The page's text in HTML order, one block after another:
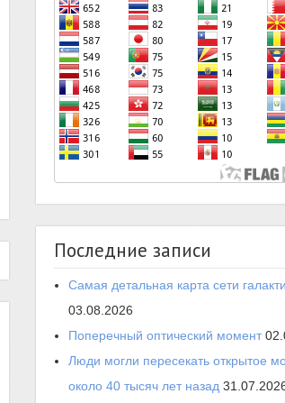
Последние записи
Самая детальная карта сети
03.08.2026
Поперечный оптический момент
Люди могли пересекать открытое
около 40 тысяч лет назад